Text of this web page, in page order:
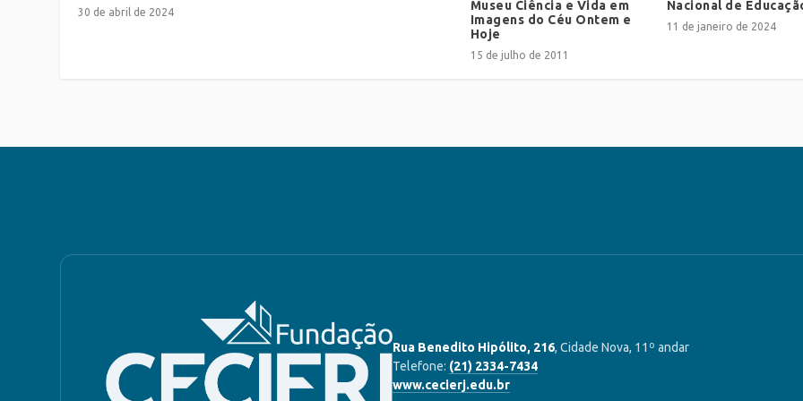
30 de abril de 2024
Museu Ciência e Vida em
Imagens do Céu Ontem e
Hoje
15 de julho de 2011
Nacional de
11 de janeiro de 2024
Rua Benedito Hipólito, 216, Cidade Nova, 11º andar
Telefone: (21) 2334-7434
www.cecierj.edu.br